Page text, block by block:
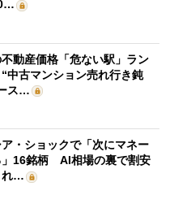
不動産価格「危ない駅」ラン
中古マンション売れ行き鈍
ス…
・ショックで「次にマネー
」16銘柄 AI相場の裏で割安
れ…